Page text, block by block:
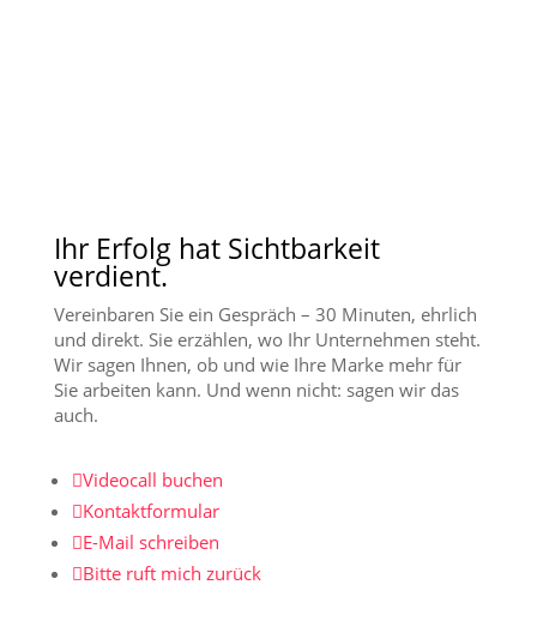
Ihr Erfolg hat Sichtbarkeit
verdient.
Vereinbaren Sie ein Gespräch – 30 Minuten, ehrlich
und direkt. Sie erzählen, wo Ihr Unternehmen steht.
Wir sagen Ihnen, ob und wie Ihre Marke mehr für
Sie arbeiten kann. Und wenn nicht: sagen wir das
auch.
Videocall buchen
Kontaktformular
E-Mail schreiben
Bitte ruft mich zurück